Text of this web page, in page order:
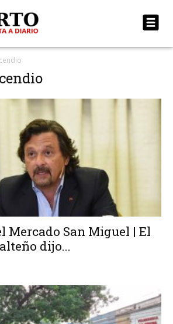
Mercado San Miguel | El
dijo...